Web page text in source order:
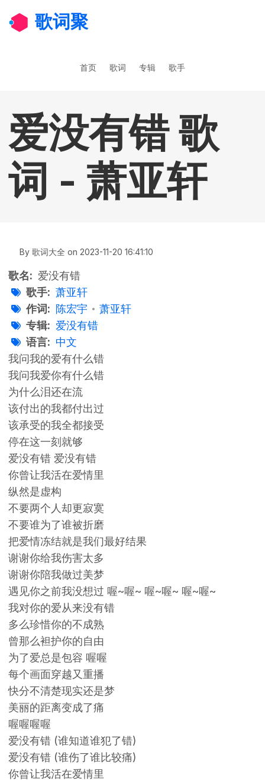
歌词聚
首页 歌词 专辑 歌手
爱没有错 歌
词 - 萧亚轩
By 歌词大全 on 2023-11-20 16:41:10
歌名
爱没有错
歌手
萧亚轩
作词
陈宏宇
萧亚轩
专辑
爱没有错
语言
中文
我问我的爱有什么错
我问我爱你有什么错
为什么泪还在流
该付出的我都付出过
该承受的我全都接受
停在这一刻就够
爱没有错 爱没有错
你曾让我活在爱情里
纵然是虚构
不要两个人却更寂寞
不要谁为了谁被折磨
把爱情冻结就是我们最好结果
谢谢你给我伤害太多
谢谢你陪我做过美梦
遇见你之前我没想过 喔~喔~ 喔~喔~ 喔~喔~
我对你的爱从来没有错
多么珍惜你的不成熟
曾那么袒护你的自由
为了爱总是包容 喔喔
每个画面穿越又重播
快分不清楚现实还是梦
美丽的距离变成了痛
喔喔喔喔
爱没有错 (谁知道谁犯了错)
爱没有错 (谁伤了谁比较痛)
你曾让我活在爱情里